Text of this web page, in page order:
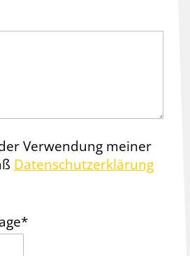
Verwendung meiner
Datenschutzerklärung